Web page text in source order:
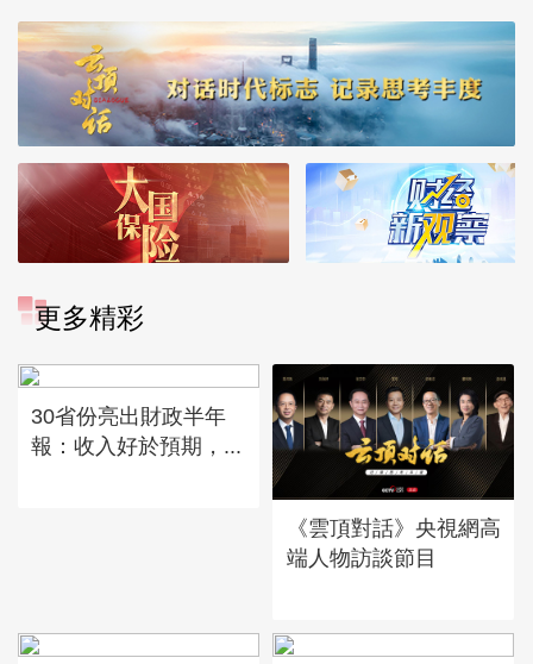
更多精彩
30省份亮出財政半年
報：收入好於預期，...
《雲頂對話》央視網高
端人物訪談節目